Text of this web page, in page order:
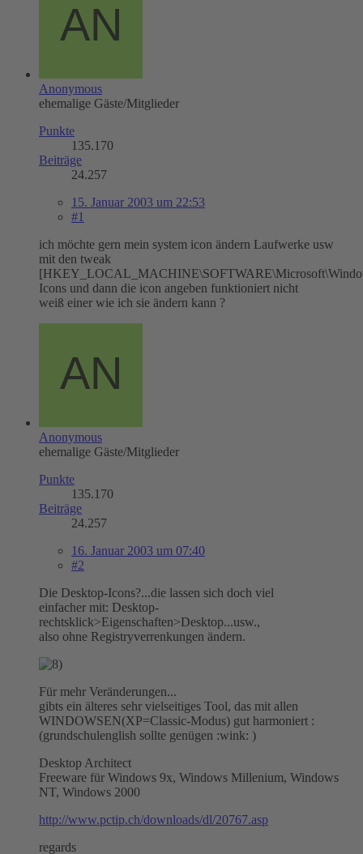
Anonymous
ehemalige Gäste/Mitglieder
Punkte
135.170
Beiträge
24.257
15. Januar 2003 um 22:53
#1
ich möchte gern mein system icon ändern Laufwerke usw
mit den tweak
Icons und dann die icon angeben funktioniert nicht
weiß einer wie ich sie ändern kann ?
Anonymous
ehemalige Gäste/Mitglieder
Punkte
135.170
Beiträge
24.257
16. Januar 2003 um 07:40
#2
Die Desktop-Icons?...die lassen sich doch viel
einfacher mit: Desktop-
rechtsklick>Eigenschaften>Desktop...usw.,
also ohne Registryverrenkungen ändern.
Für mehr Veränderungen...
gibts ein älteres sehr vielseitiges Tool, das mit allen
WINDOWSEN(XP=Classic-Modus) gut harmoniert :
(grundschulenglish sollte genügen :wink: )
Desktop Architect
Freeware für Windows 9x, Windows Millenium, Windows
NT, Windows 2000
http://www.pctip.ch/downloads/dl/20767.asp
regards